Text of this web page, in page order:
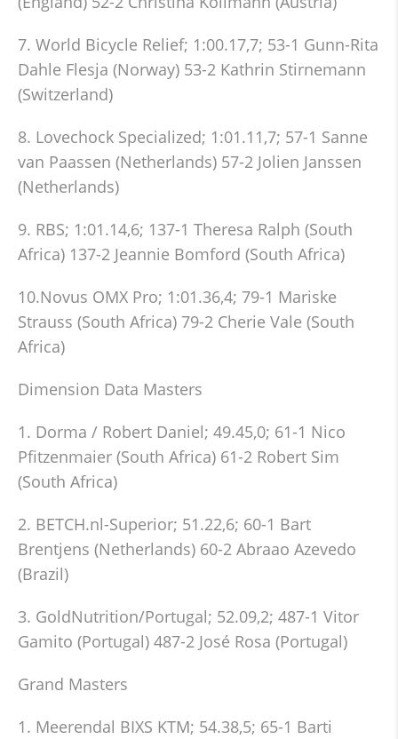
7. World Bicycle Relief; 1:00.17,7; 53-1 Gunn-Rita
Dahle Flesja (Norway) 53-2 Kathrin Stirnemann
(Switzerland)
8. Lovechock Specialized; 1:01.11,7; 57-1 Sanne
van Paassen (Netherlands) 57-2 Jolien Janssen
(Netherlands)
9. RBS; 1:01.14,6; 137-1 Theresa Ralph (South
Africa) 137-2 Jeannie Bomford (South Africa)
10.Novus OMX Pro; 1:01.36,4; 79-1 Mariske
Strauss (South Africa) 79-2 Cherie Vale (South
Africa)
Dimension Data Masters
1. Dorma / Robert Daniel; 49.45,0; 61-1 Nico
Pfitzenmaier (South Africa) 61-2 Robert Sim
(South Africa)
2. BETCH.nl-Superior; 51.22,6; 60-1 Bart
Brentjens (Netherlands) 60-2 Abraao Azevedo
(Brazil)
3. GoldNutrition/Portugal; 52.09,2; 487-1 Vitor
Gamito (Portugal) 487-2 José Rosa (Portugal)
Grand Masters
1. Meerendal BIXS KTM; 54.38,5; 65-1 Barti